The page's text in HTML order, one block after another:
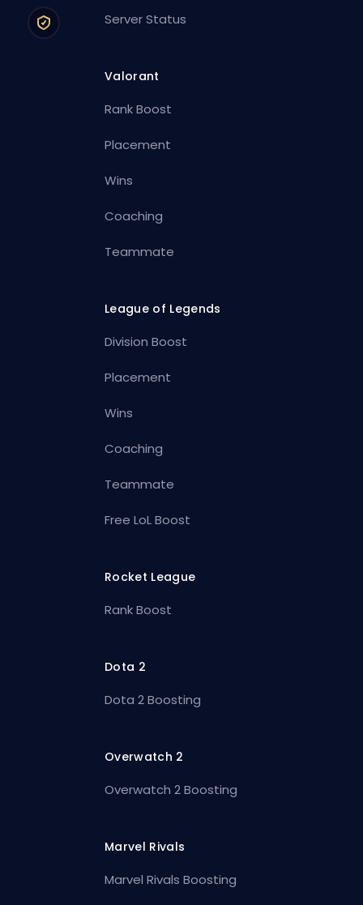
Server Status
Valorant
Rank Boost
Placement
Wins
Coaching
Teammate
League of Legends
Division Boost
Placement
Wins
Coaching
Teammate
Free LoL Boost
Rocket League
Rank Boost
Dota 2
Dota 2 Boosting
Overwatch 2
Overwatch 2 Boosting
Marvel Rivals
Marvel Rivals Boosting